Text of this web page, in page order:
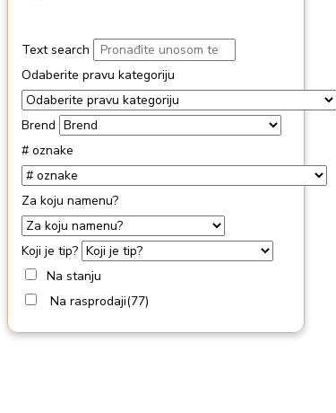
Text search
Odaberite pravu kategoriju
Brend
# oznake
Za koju namenu?
Koji je tip?
Na stanju
Na rasprodaji(77)